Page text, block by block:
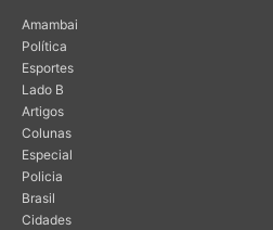
Amambai
Política
Esportes
Lado B
Artigos
Colunas
Especial
Policia
Brasil
Cidades